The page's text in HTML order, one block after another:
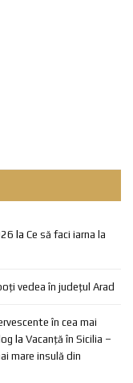
la Ce să faci iarna la
vedea în județul Arad
în cea mai
la Vacanță în Sicilia –
mare insulă din